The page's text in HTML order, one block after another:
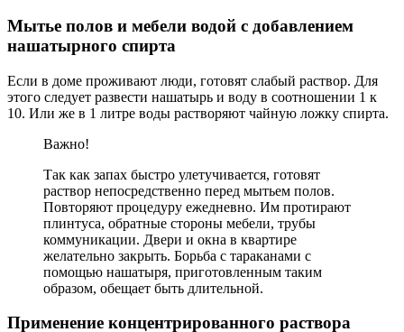
Мытье полов и мебели водой с добавлением
нашатырного спирта
Если в доме проживают люди, готовят слабый раствор. Для
этого следует развести нашатырь и воду в соотношении 1 к
10. Или же в 1 литре воды растворяют чайную ложку спирта.
Важно!
Так как запах быстро улетучивается, готовят
раствор непосредственно перед мытьем полов.
Повторяют процедуру ежедневно. Им протирают
плинтуса, обратные стороны мебели, трубы
коммуникации. Двери и окна в квартире
желательно закрыть. Борьба с тараканами с
помощью нашатыря, приготовленным таким
образом, обещает быть длительной.
Применение концентрированного раствора